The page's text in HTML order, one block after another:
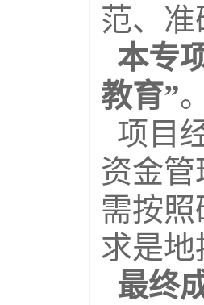
范、准
本专
教育”
项目
资金管
需按
求是
最终